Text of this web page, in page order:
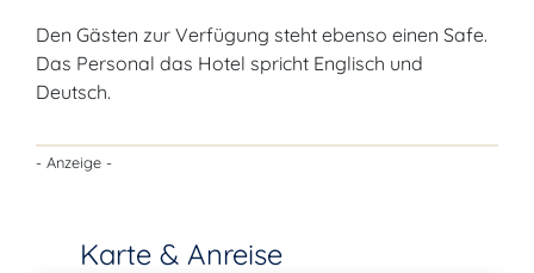
Den Gästen zur Verfügung steht ebenso einen Safe.
Das Personal das Hotel spricht Englisch und
Deutsch.
- Anzeige -
Karte & Anreise